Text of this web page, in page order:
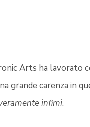
Arts ha lavorato
grande carenza in
infimi.